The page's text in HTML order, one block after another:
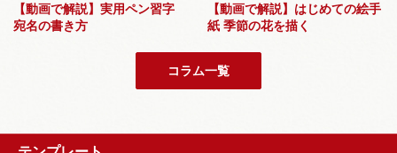
【動画で解説】実用ペン習字
宛名の書き方
【動画で解説】はじめての絵手
紙 季節の花を描く
コラム一覧